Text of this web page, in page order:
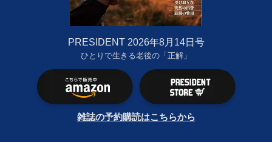
PRESIDENT 2026年8月14日号
ひとりで生きる老後の「正解」
雑誌の予約購読はこちらから